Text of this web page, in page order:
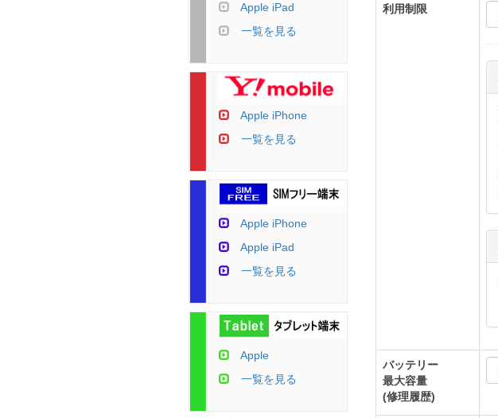
利用制限
バッテリー
最大容量
(修理履歴)
Apple iPad
一覧を見る
Apple iPhone
一覧を見る
Apple iPhone
Apple iPad
一覧を見る
Apple
一覧を見る